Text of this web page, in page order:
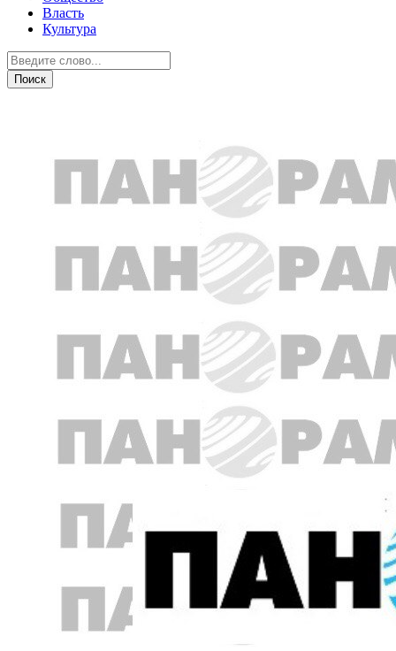
Власть
Культура